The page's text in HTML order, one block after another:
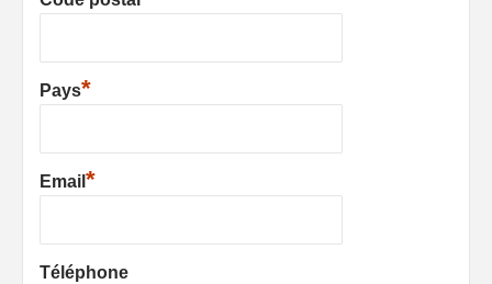
Pays*
Email *
Téléphone